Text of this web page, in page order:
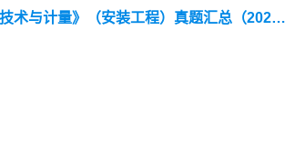
术与计量》（安装工程）真题汇总（2023-